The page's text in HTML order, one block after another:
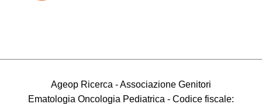
Ageop Ricerca - Associazione Genitori
Ematologia Oncologia Pediatrica - Codice fiscale: